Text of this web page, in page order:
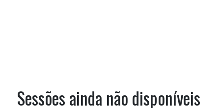
Sessões ainda não disponíveis